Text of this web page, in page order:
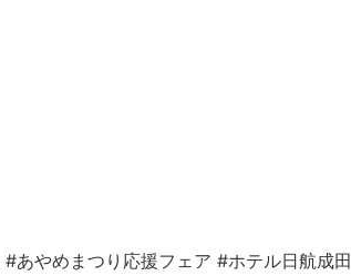
#あやめまつり応援フェア #ホテル日航成田